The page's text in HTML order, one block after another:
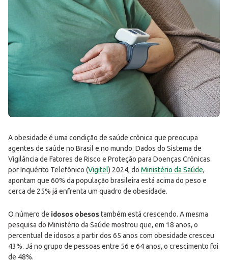
A obesidade é uma condição de saúde crônica que preocupa
agentes de saúde no Brasil e no mundo. Dados do Sistema de
Vigilância de Fatores de Risco e Proteção para Doenças Crônicas
por Inquérito Telefônico (Vigitel) 2024, do Ministério da Saúde,
apontam que 60% da população brasileira está acima do peso e
cerca de 25% já enfrenta um quadro de obesidade.
O número de idosos obesostambém está crescendo. A mesma
pesquisa do Ministério da Saúde mostrou que, em 18 anos, o
percentual de idosos a partir dos 65 anos com obesidade cresceu
43%. Já no grupo de pessoas entre 56 e 64 anos, o crescimento foi
de 48%.